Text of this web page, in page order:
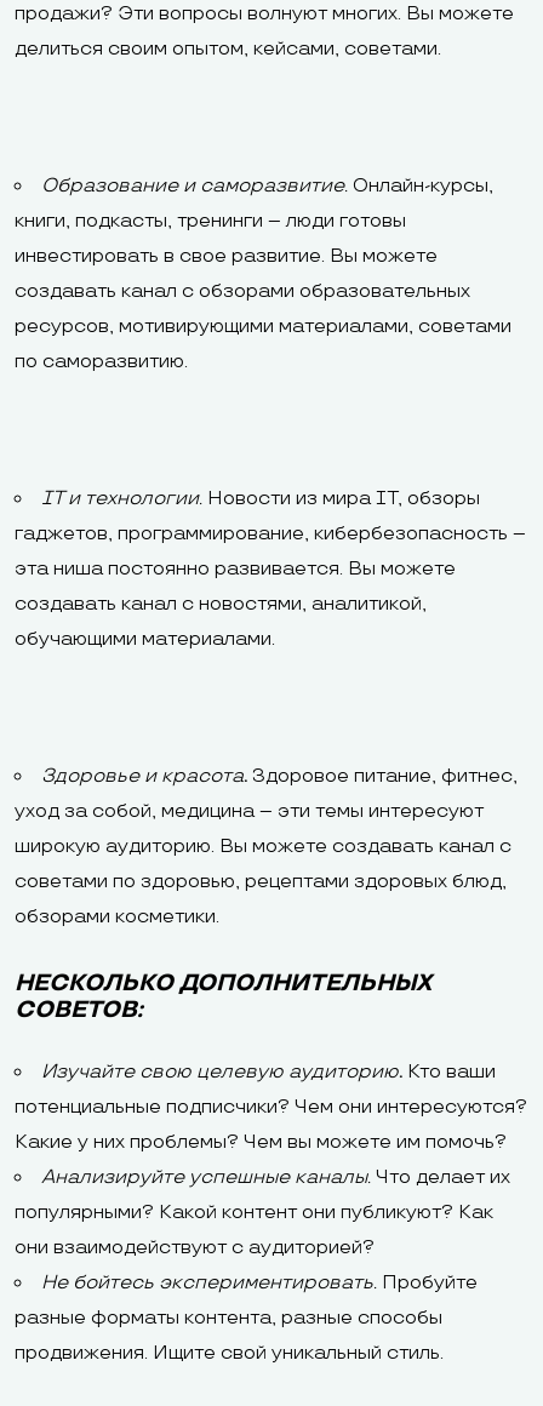
продажи? Эти вопросы волнуют многих. Вы можете
делиться своим опытом, кейсами, советами.
Образование и саморазвитие. Онлайн-курсы,
книги, подкасты, тренинги – люди готовы
инвестировать в свое развитие. Вы можете
создавать канал с обзорами образовательных
ресурсов, мотивирующими материалами, советами
по саморазвитию.
IT и технологии. Новости из мира IT, обзоры
гаджетов, программирование, кибербезопасность –
эта ниша постоянно развивается. Вы можете
создавать канал с новостями, аналитикой,
обучающими материалами.
Здоровье и красота. Здоровое питание, фитнес,
уход за собой, медицина – эти темы интересуют
широкую аудиторию. Вы можете создавать канал с
советами по здоровью, рецептами здоровых блюд,
обзорами косметики.
НЕСКОЛЬКО ДОПОЛНИТЕЛЬНЫХ
СОВЕТОВ:
Изучайте свою целевую аудиторию. Кто ваши
потенциальные подписчики? Чем они интересуются?
Какие у них проблемы? Чем вы можете им помочь?
Анализируйте успешные каналы. Что делает их
популярными? Какой контент они публикуют? Как
они взаимодействуют с аудиторией?
Не бойтесь экспериментировать. Пробуйте
разные форматы контента, разные способы
продвижения. Ищите свой уникальный стиль.